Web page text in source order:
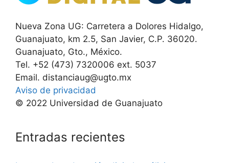
Nueva Zona UG: Carretera a Dolores Hidalgo,
Guanajuato, km 2.5, San Javier, C.P. 36020.
Guanajuato, Gto., México.
Tel. +52 (473) 7320006 ext. 5037
Email. distanciaug@ugto.mx
Aviso de privacidad
© 2022 Universidad de Guanajuato
Entradas recientes